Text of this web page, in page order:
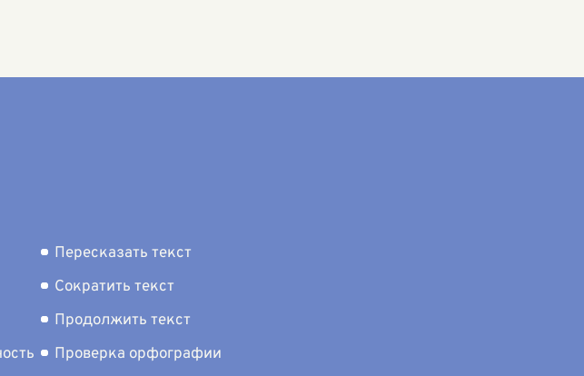
Роберт...
Пересказать текст
Сократить текст
Продолжить текст
Проверка орфографии